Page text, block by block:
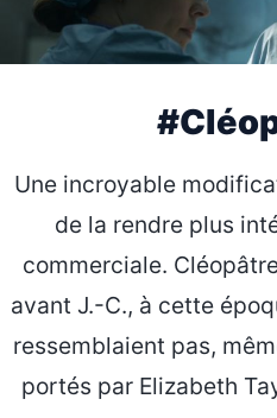
Une incroyable
de la rendre plus
commerciale.
avant J.-C., à cette
ressemblaient pas,
portés par Elizabeth